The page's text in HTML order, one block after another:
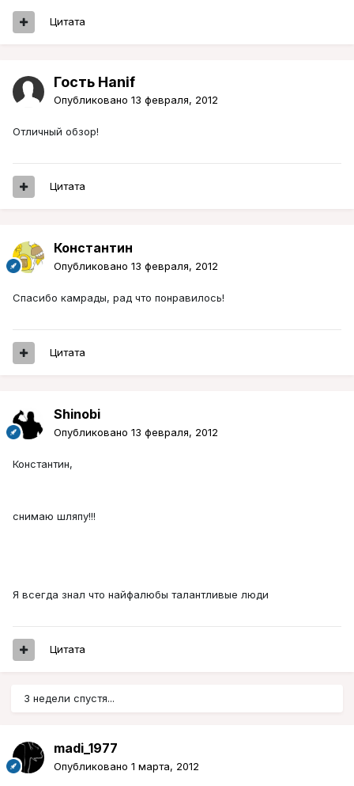
Цитата
Гость Hanif
Опубликовано 13 февраля, 2012
Отличный обзор!
Цитата
Константин
Опубликовано 13 февраля, 2012
Спасибо камрады, рад что понравилось!
Цитата
Shinobi
Опубликовано 13 февраля, 2012
Константин,
снимаю шляпу!!!
Я всегда знал что найфалюбы талантливые люди
Цитата
3 недели спустя...
madi_1977
Опубликовано 1 марта, 2012